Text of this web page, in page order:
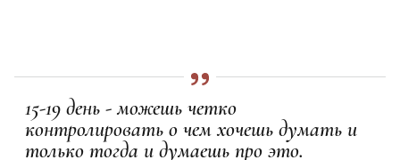
15-19 день - можешь четко
контролировать о чем хочешь думать и
только тогда и думаешь про это.